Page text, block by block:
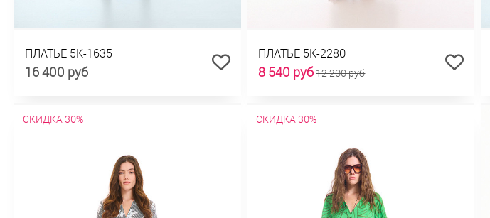
ПЛАТЬЕ 5К-1635
16 400 руб
ПЛАТЬЕ 5К-2280
8 540 руб12 200 руб
СКИДКА 30% СКИДКА 30%